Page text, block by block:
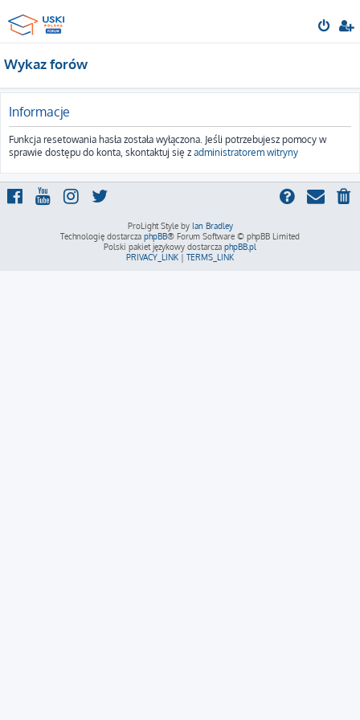
Wykaz forów
Informacje
Funkcja resetowania hasła została wyłączona. Jeśli potrzebujesz pomocy w
sprawie dostępu do konta, skontaktuj się z administratorem witryny
ProLight Style by Ian Bradley
Technologię dostarcza phpBB® Forum Software © phpBB Limited
Polski pakiet językowy dostarcza phpBB.pl
PRIVACY_LINK | TERMS_LINK